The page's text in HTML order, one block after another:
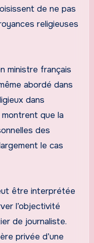
de ne pas
religieuses
ministre français
abordé dans
dans
montrent que la
des
le cas
être interprétée
l’objectivité
de journaliste.
privée d’une